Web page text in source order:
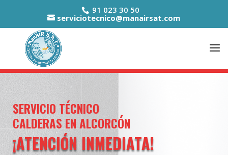
91 023 30 50
serviciotecnico@manairsat.com
SERVICIO TÉCNICO
CALDERAS EN ALCORCÓN
¡ATENCIÓN INMEDIATA!